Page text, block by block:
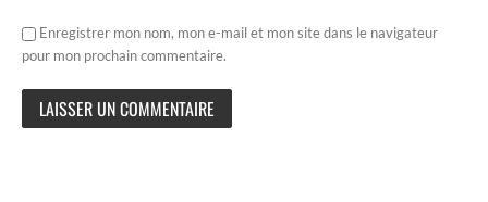
Enregistrer mon nom, mon e-mail et mon site dans le navigateur
pour mon prochain commentaire.